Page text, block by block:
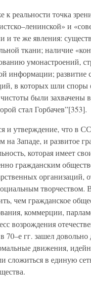
реальности точка
и
те же явления:
ткани; наличие
умонастроений,
информации;
в которых шли споры
были
стал Горбачев”[353].
и утверждение, что в
на Западе, и развитое
которая имеет
гражданским
чем гражданское
коммерции,
возрождения
70–е гг. зашел
движения,
сложиться в единую